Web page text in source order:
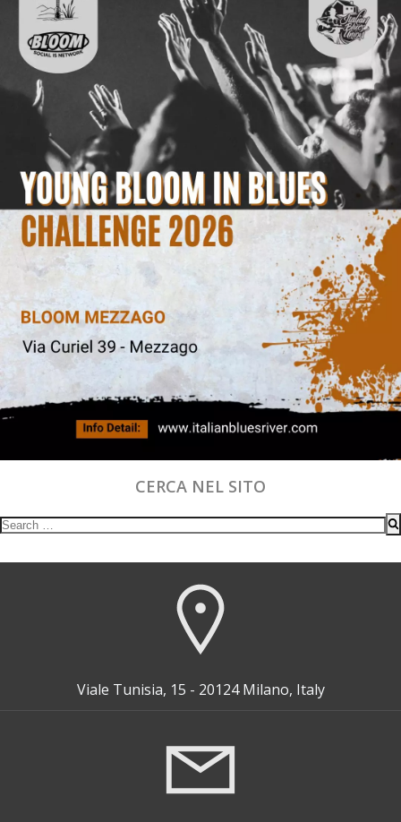
CERCA NEL SITO
Search
Viale Tunisia, 15 - 20124 Milano, Italy